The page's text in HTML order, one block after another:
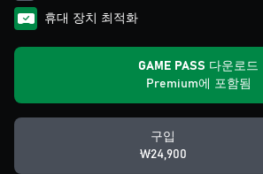
휴대 장치 최적화
GAME PASS 다운로드
Premium에 포함됨
구입
₩24,900